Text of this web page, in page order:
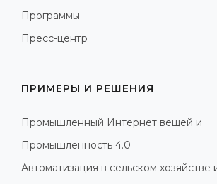
Программы
Пресс-центр
ПРИМЕРЫ И РЕШЕНИЯ
Промышленный Интернет вещей и
Промышленность 4.0
Автоматизация в сельском